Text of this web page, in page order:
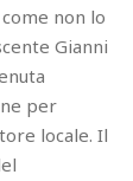
non lo
Gianni
per
locale. Il